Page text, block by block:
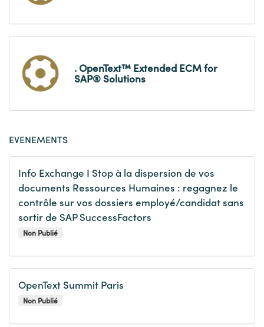
. OpenText™ Extended ECM for
SAP® Solutions
EVENEMENTS
Info Exchange I Stop à la dispersion de vos
documents Ressources Humaines : regagnez le
contrôle sur vos dossiers employé/candidat sans
sortir de SAP SuccessFactors
Non Publié
OpenText Summit Paris
Non Publié